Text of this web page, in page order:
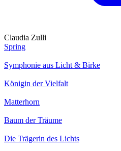
Claudia Zulli
Spring
Symphonie aus Licht & Birke
Königin der Vielfalt
Matterhorn
Baum der Träume
Die Trägerin des Lichts